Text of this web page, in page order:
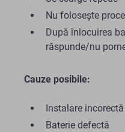
Nu folosește
După înlocuirea
răspunde/nu
Cauze posibile:
Instalare incorectă
Baterie defectă